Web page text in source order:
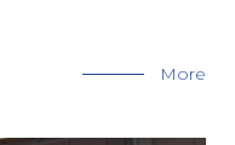
More